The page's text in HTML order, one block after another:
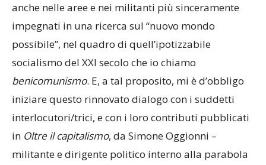
anche nelle aree e nei militanti più sinceramente
impegnati in una ricerca sul “nuovo mondo
possibile”, nel quadro di quell’ipotizzabile
socialismo del XXI secolo che io chiamo
benicomunismo. E, a tal proposito, mi è d’obbligo
iniziare questo rinnovato dialogo con i suddetti
interlocutori/trici, e con i loro contributi pubblicati
in Oltre il capitalismo, da Simone Oggionni –
militante e dirigente politico interno alla parabola